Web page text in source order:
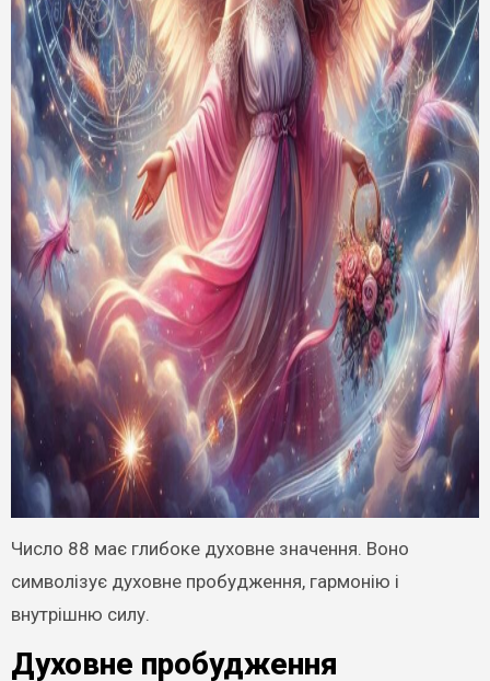
Число 88 має глибоке духовне значення. Воно
символізує духовне пробудження, гармонію і
внутрішню силу.
Духовне пробудження